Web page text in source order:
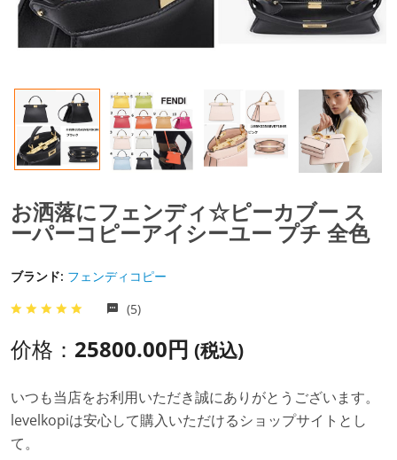
お洒落にフェンディ☆ピーカブー ス
ーパーコピーアイシーユー プチ 全色
ブランド: フェンディコピー
(5)
价格： 25800.00円 (税込)
いつも当店をお利用いただき誠にありがとうございます。
levelkopiは安心して購入いただけるショップサイトとし
て。